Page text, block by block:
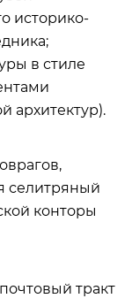
историко-
в стиле
архитектур).
селитряный
конторы
тракт